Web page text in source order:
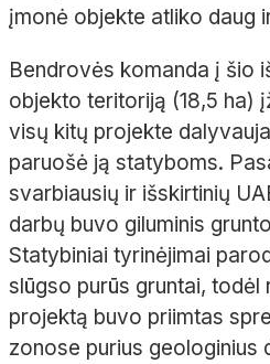
įmonė objekte atliko daug
Bendrovės komanda į šio
objekto teritoriją (18,5 ha)
visų kitų projekte
paruošė ją statyboms.
svarbiausių ir išskirtinių
darbų buvo giluminis
Statybiniai tyrinėjimai
slūgso purūs gruntai, todėl
projektą buvo priimtas
zonose purius geologinius